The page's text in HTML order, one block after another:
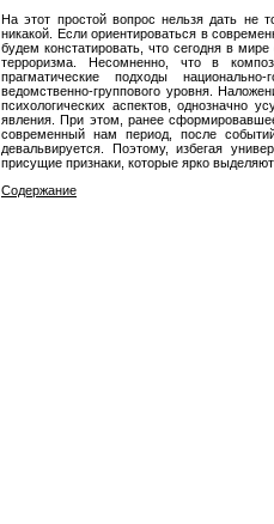
На этот простой вопрос нельзя дать не
никакой. Если ориентироваться в
будем констатировать, что сегодня в
терроризма. Несомненно, что в
прагматические подходы
ведомственно-группового уровня.
психологических аспектов, однозначно
явления. При этом, ранее
современный нам период, после
девальвируется. Поэтому, избегая
присущие признаки, которые ярко
Содержание